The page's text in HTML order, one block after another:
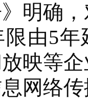
确，
由5
映等
网络